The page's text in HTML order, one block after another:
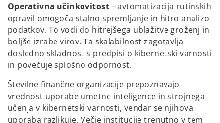
Operativna učinkovitost – avtomatizacija rutinskih
opravil omogoča stalno spremljanje in hitro analizo
podatkov. To vodi do hitrejšega ublažitve groženj in
boljše izrabe virov. Ta skalabilnost zagotavlja
dosledno skladnost s predpisi o kibernetski varnosti
in povečuje splošno odpornost.
Številne finančne organizacije prepoznavajo
vrednost uporabe umetne inteligence in strojnega
učenja v kibernetski varnosti, vendar se njihova
uporaba razlikuje. Večje institucije trenutno v tem